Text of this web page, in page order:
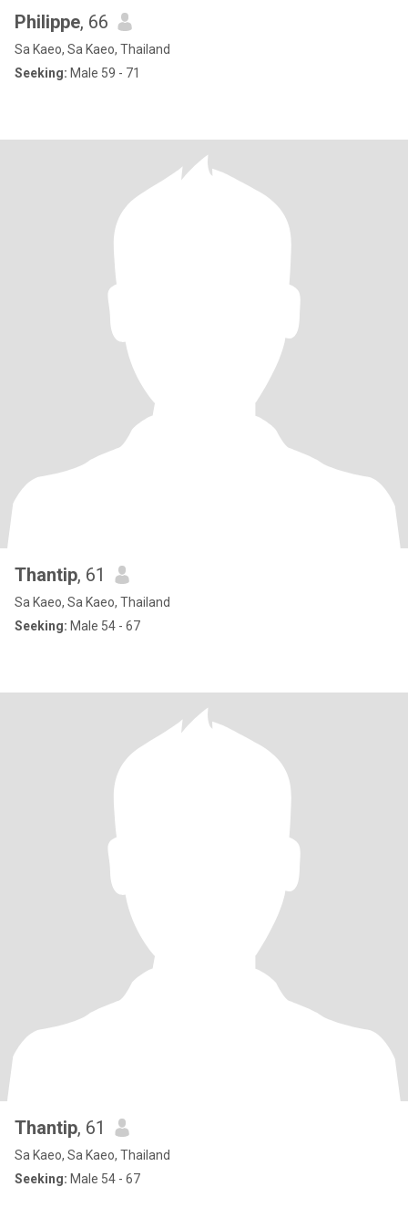
Philippe, 66
Sa Kaeo, Sa Kaeo, Thailand
Seeking: Male 59 - 71
Thantip, 61
Sa Kaeo, Sa Kaeo, Thailand
Seeking: Male 54 - 67
Thantip, 61
Sa Kaeo, Sa Kaeo, Thailand
Seeking: Male 54 - 67